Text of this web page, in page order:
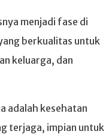
menjadi fase di
berkualitas untuk
keluarga, dan
adalah kesehatan
terjaga, impian untuk